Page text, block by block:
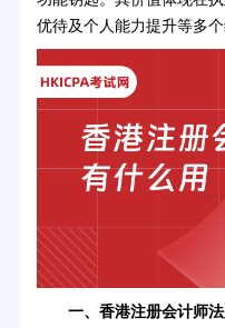
优待及个人能力提升等多个
一、香港注册会计师法